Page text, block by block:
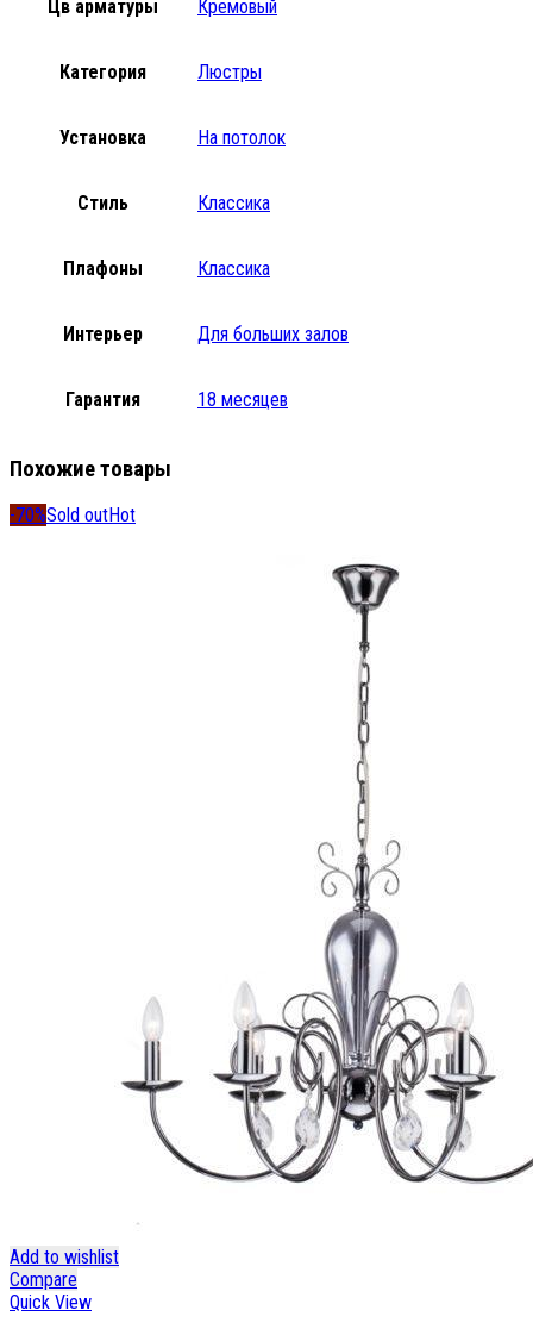
Цв арматуры Кремовый
Категория Люстры
Установка На потолок
Стиль Классика
Плафоны Классика
Интерьер Для больших залов
Гарантия 18 месяцев
Похожие товары
-70%Sold outHot
Add to wishlist
Compare
Quick View